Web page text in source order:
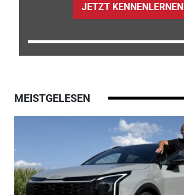
JETZT KENNENLERNEN
MEISTGELESEN